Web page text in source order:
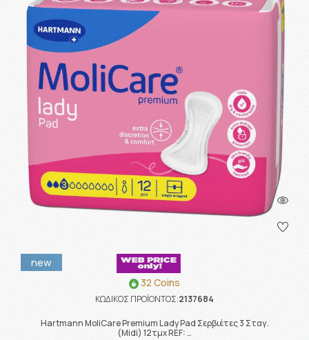
new
32 Coins
ΚΩΔΙΚΟΣ ΠΡΟΪΟΝΤΟΣ:2137684
Hartmann MoliCare Premium Lady Pad Σερβιέτες 3 Σταγ.
(Midi) 12τμχ REF: …